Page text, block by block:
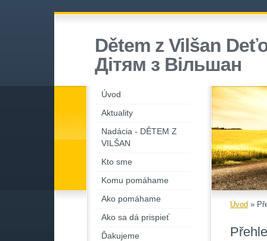
Dětem z Vilšan
Дiтям з Вiльшан
Úvod
Aktuality
Nadácia - DĚTEM Z
VILŠAN
Kto sme
Komu pomáhame
Ako pomáhame
Ako sa dá prispieť
Ďakujeme
Úvod »